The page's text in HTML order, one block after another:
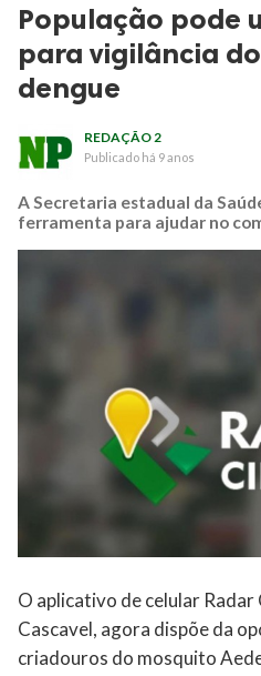
População pode
para vigilância
dengue
REDAÇÃO 2
Publicado há 9 anos
A Secretaria estadual da
ferramenta para ajudar no
O aplicativo de celular Radar
Cascavel, agora dispõe da
criadouros do mosquito